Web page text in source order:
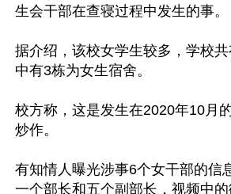
生会干部在查寝过程中发生的事。
据介绍，该校女学生较多，学校
中有3栋为女生宿舍。
校方称，这是发生在2020年10月
炒作。
有知情人曝光涉事6个女干部的信
一个部长和五个副部长，视频中